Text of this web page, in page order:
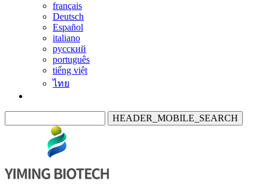
français
Deutsch
Español
italiano
русский
português
tiếng việt
ไทย
HEADER_MOBILE_SEARCH